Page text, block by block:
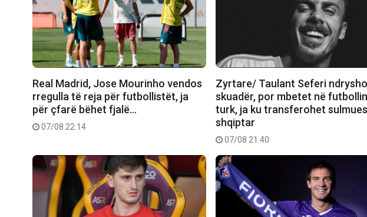
Real Madrid, Jose Mourinho vendos
rregulla të reja për futbollistët, ja
për çfarë bëhet fjalë…
07/08 22:14
Zyrtare/ Taulant Seferi
skuadër, por mbetet në futbollin
turk, ja ku transferohet
shqiptar
07/08 21:40